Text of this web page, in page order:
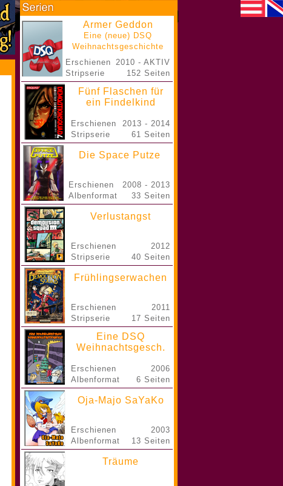
Armer Geddon
Eine (neue) DSQ
Weihnachtsgeschichte
Erschienen
Stripserie
2010 - AKTIV
152 Seiten
Fünf Flaschen für
ein Findelkind
Erschienen
Stripserie
2013 - 2014
61 Seiten
Die Space Putze
Erschienen
Albenformat
2008 - 2013
33 Seiten
Verlustangst
Erschienen
Stripserie
2012
40 Seiten
Frühlingserwachen
Erschienen
Stripserie
2011
17 Seiten
Eine DSQ
Weihnachtsgesch.
Erschienen
Albenformat
2006
6 Seiten
Oja-Majo SaYaKo
Erschienen
Albenformat
2003
13 Seiten
Träume